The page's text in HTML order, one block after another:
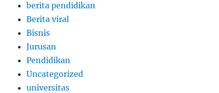
berita pendidikan
Berita viral
Bisnis
Jurusan
Pendidikan
Uncategorized
universitas